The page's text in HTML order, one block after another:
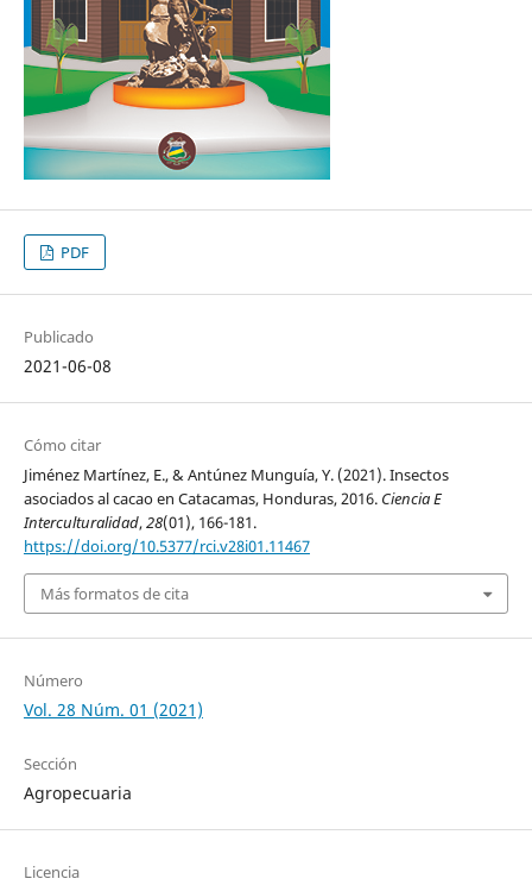
PDF
Publicado
2021-06-08
Cómo citar
Jiménez Martínez, E., & Antúnez Munguía, Y. (2021). Insectos
asociados al cacao en Catacamas, Honduras, 2016. Ciencia E
Interculturalidad,28(01), 166-181.
https://doi.org/10.5377/rci.v28i01.11467
Más formatos de cita
Número
Vol. 28 Núm. 01 (2021)
Sección
Agropecuaria
Licencia